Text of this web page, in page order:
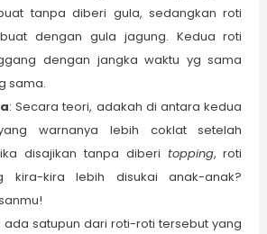
tanpa diberi gula, sedangkan roti
dengan gula jagung. Kedua roti
dengan jangka waktu yg sama
sama.
: Secara teori, adakah di antara kedua
warnanya lebih coklat setelah
disajikan tanpa diberi topping, roti
kira-kira lebih disukai anak-anak?
ada satupun dari roti-roti tersebut yang